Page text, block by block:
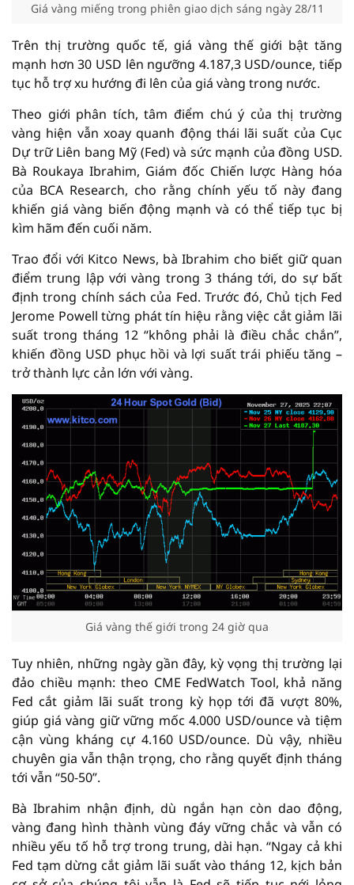
Giá vàng miếng trong phiên giao dịch sáng ngày 28/11
Trên thị trường quốc tế, giá vàng thế giới bật tăng
mạnh hơn 30 USD lên ngưỡng 4.187,3 USD/ounce, tiếp
tục hỗ trợ xu hướng đi lên của giá vàng trong nước.
Theo giới phân tích, tâm điểm chú ý của thị trường
vàng hiện vẫn xoay quanh động thái lãi suất của Cục
Dự trữ Liên bang Mỹ (Fed) và sức mạnh của đồng USD.
Bà Roukaya Ibrahim, Giám đốc Chiến lược Hàng hóa
của BCA Research, cho rằng chính yếu tố này đang
khiến giá vàng biến động mạnh và có thể tiếp tục bị
kìm hãm đến cuối năm.
Trao đổi với Kitco News, bà Ibrahim cho biết giữ quan
điểm trung lập với vàng trong 3 tháng tới, do sự bất
định trong chính sách của Fed. Trước đó, Chủ tịch Fed
Jerome Powell từng phát tín hiệu rằng việc cắt giảm lãi
suất trong tháng 12 “không phải là điều chắc chắn”,
khiến đồng USD phục hồi và lợi suất trái phiếu tăng –
trở thành lực cản lớn với vàng.
Giá vàng thế giới trong 24 giờ qua
Tuy nhiên, những ngày gần đây, kỳ vọng thị trường lại
đảo chiều mạnh: theo CME FedWatch Tool, khả năng
Fed cắt giảm lãi suất trong kỳ họp tới đã vượt 80%,
giúp giá vàng giữ vững mốc 4.000 USD/ounce và tiệm
cận vùng kháng cự 4.160 USD/ounce. Dù vậy, nhiều
chuyên gia vẫn thận trọng, cho rằng quyết định tháng
tới vẫn “50-50”.
Bà Ibrahim nhận định, dù ngắn hạn còn dao động,
vàng đang hình thành vùng đáy vững chắc và vẫn có
nhiều yếu tố hỗ trợ trong trung, dài hạn. “Ngay cả khi
Fed tạm dừng cắt giảm lãi suất vào tháng 12, kịch bản